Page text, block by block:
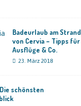
Badeurlaub am Strand
von Cervia – Tipps für
Ausflüge & Co.
23. März 2018
schönsten